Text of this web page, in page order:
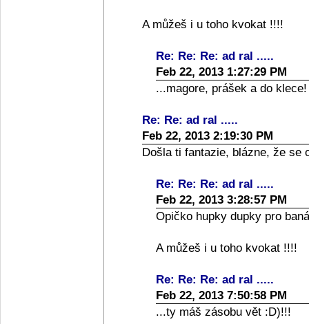
A můžeš i u toho kvokat !!!!
Re: Re: Re: ad ral .....
Feb 22, 2013 1:27:29 PM
...magore, prášek a do
Re: Re: ad ral .....
Feb 22, 2013 2:19:30 PM
Došla ti fantazie, blázne, že se
Re: Re: Re: ad ral .....
Feb 22, 2013 3:28:57 PM
Opičko hupky dupky pro
A můžeš i u toho kvokat !!!!
Re: Re: Re: ad ral .....
Feb 22, 2013 7:50:58 PM
...ty máš zásobu vět :D)!!!